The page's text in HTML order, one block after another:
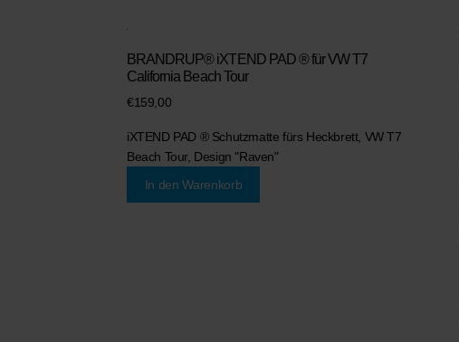
BRANDRUP® iXTEND PAD ® für VW T7
California Beach Tour
€159,00
iXTEND PAD ® Schutzmatte fürs Heckbrett, VW T7
Beach Tour, Design "Raven"
In den Warenkorb